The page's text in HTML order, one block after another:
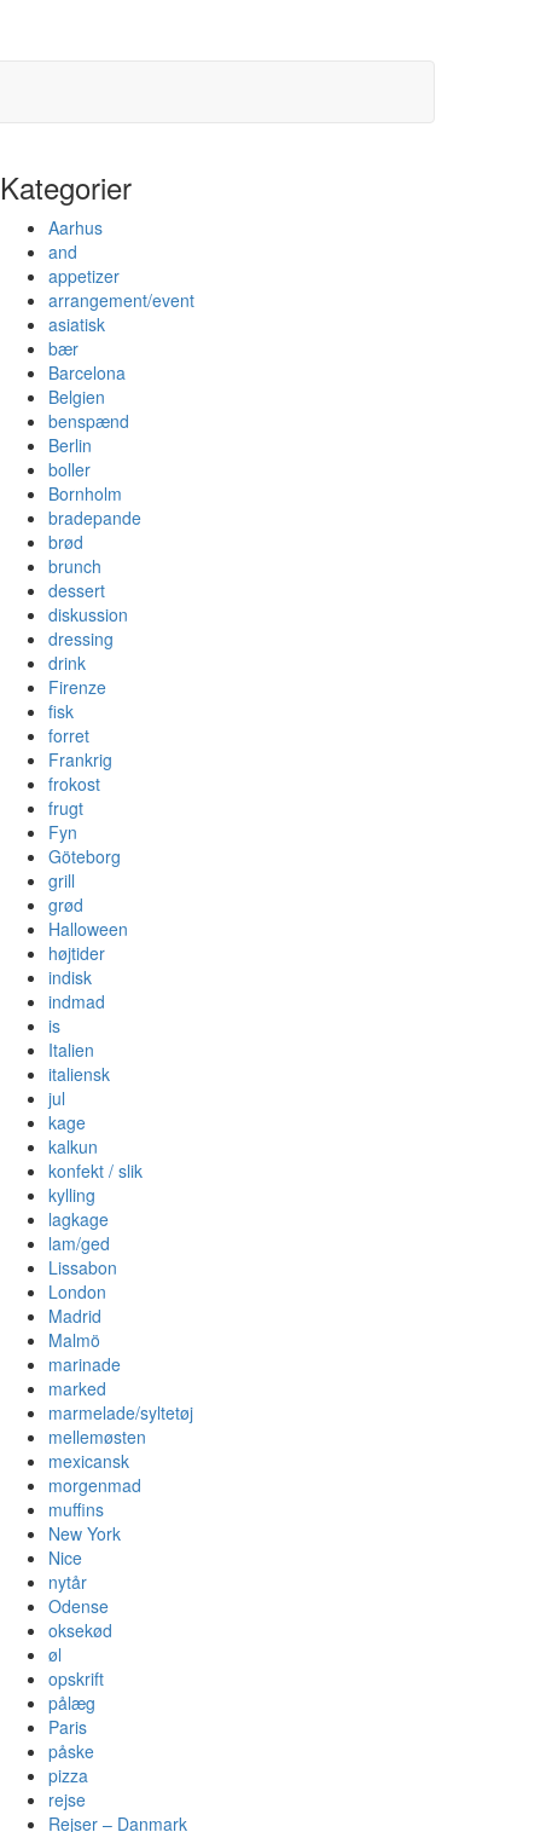
Kategorier
Aarhus
and
appetizer
arrangement/event
asiatisk
bær
Barcelona
Belgien
benspænd
Berlin
boller
Bornholm
bradepande
brød
brunch
dessert
diskussion
dressing
drink
Firenze
fisk
forret
Frankrig
frokost
frugt
Fyn
Göteborg
grill
grød
Halloween
højtider
indisk
indmad
is
Italien
italiensk
jul
kage
kalkun
konfekt / slik
kylling
lagkage
lam/ged
Lissabon
London
Madrid
Malmö
marinade
marked
marmelade/syltetøj
mellemøsten
mexicansk
morgenmad
muffins
New York
Nice
nytår
Odense
oksekød
øl
opskrift
pålæg
Paris
påske
pizza
rejse
Rejser – Danmark